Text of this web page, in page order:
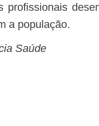
profissionais
a população.
Saúde